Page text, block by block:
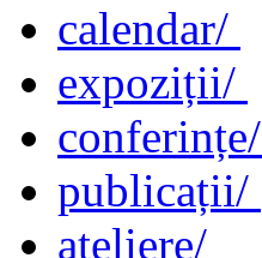
calendar/
expoziții/
conferințe/
publicații/
ateliere/